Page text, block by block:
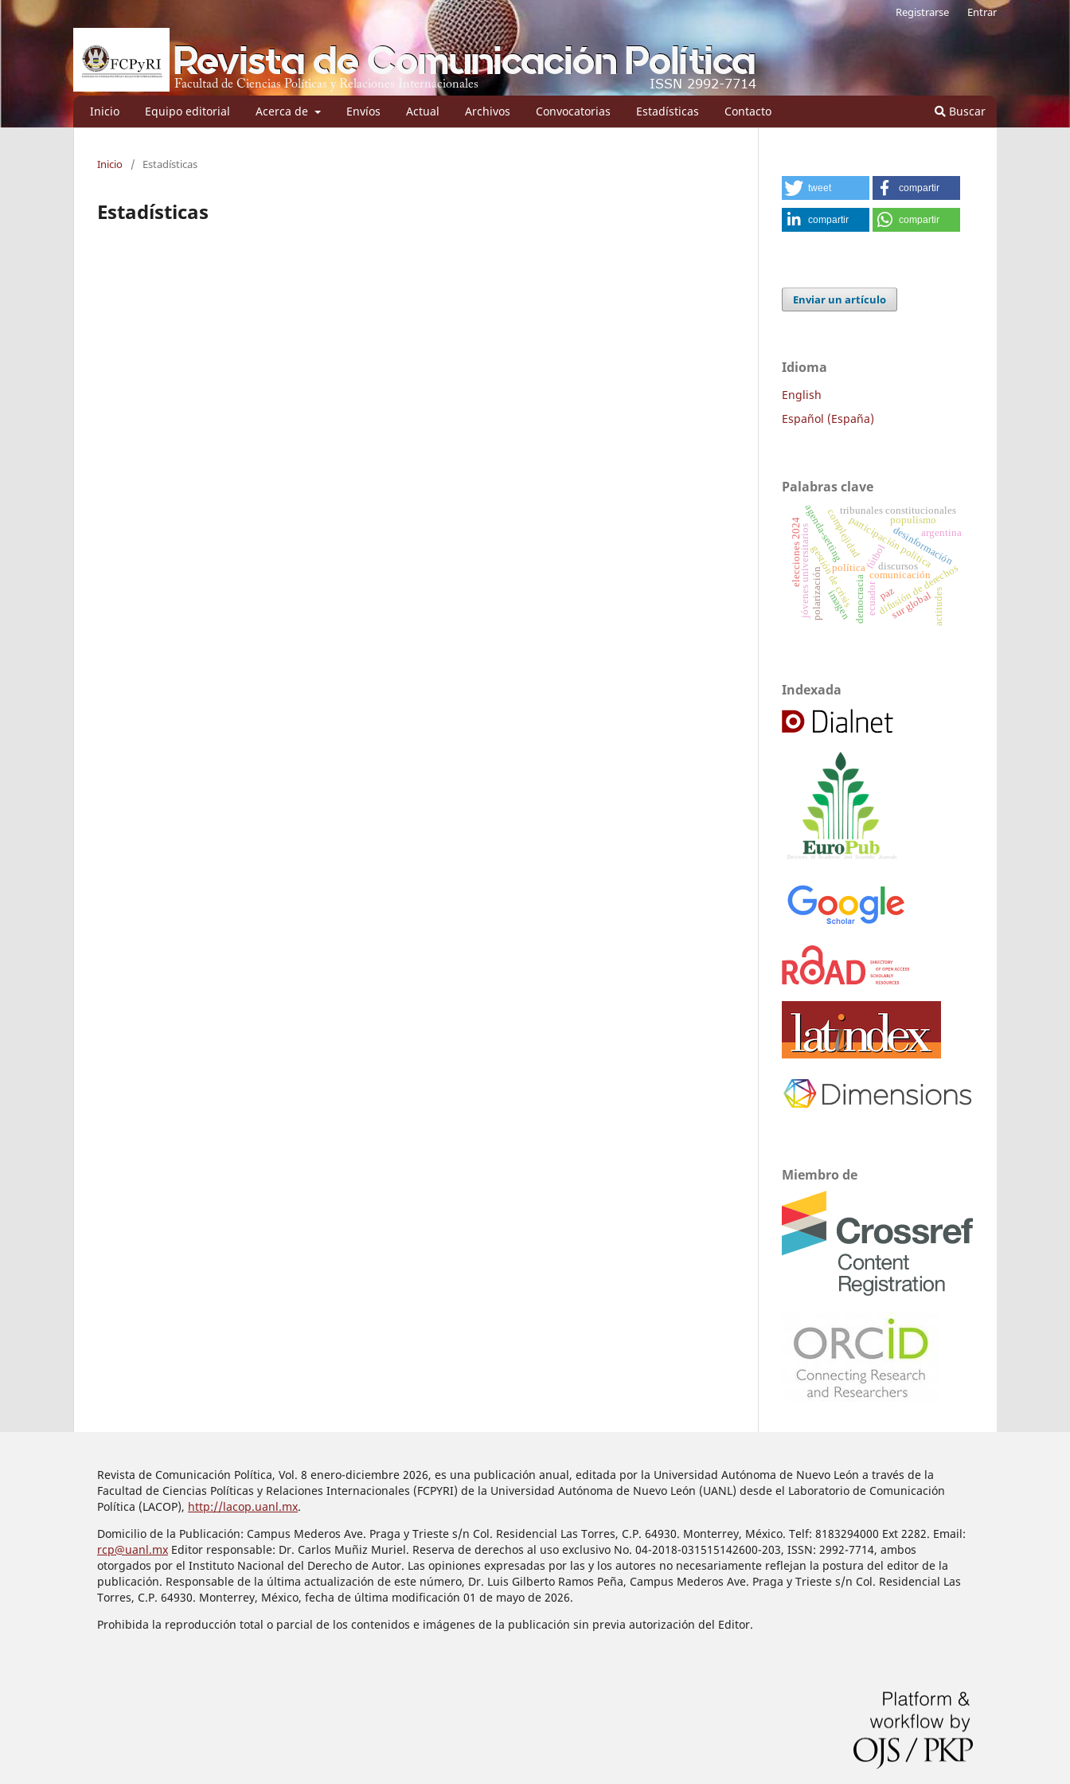
Inicio Equipo editorial Acerca de Envíos Actual Archivos Convocatorias Estadísticas Contacto Buscar
Registrarse Entrar
Inicio / Estadísticas
Estadísticas
tweet compartir
compartir compartir
Enviar un artículo
Idioma
English
Español (España)
Palabras clave
paz
comunicación
política
complejidad
gestión de crisis difusión de derechos
tribunales constitucionales
democracia
jóvenes universitarios participación política
elecciones 2024 fútbol
sur global
imagen
desinformación
populismo
polarización discursos
ecuador actitudes
argentina
agenda-setting
Indexada
Miembro de
Revista de Comunicación Política, Vol. 8 enero-diciembre 2026, es una publicación anual, editada por la Universidad Autónoma de Nuevo León a través de la
Facultad de Ciencias Políticas y Relaciones Internacionales (FCPYRI) de la Universidad Autónoma de Nuevo León (UANL) desde el Laboratorio de Comunicación
Política (LACOP), http://lacop.uanl.mx.
Domicilio de la Publicación: Campus Mederos Ave. Praga y Trieste s/n Col. Residencial Las Torres, C.P. 64930. Monterrey, México. Telf: 8183294000 Ext 2282. Email:
rcp@uanl.mx Editor responsable: Dr. Carlos Muñiz Muriel. Reserva de derechos al uso exclusivo No. 04-2018-031515142600-203, ISSN: 2992-7714, ambos
otorgados por el Instituto Nacional del Derecho de Autor. Las opiniones expresadas por las y los autores no necesariamente reflejan la postura del editor de la
publicación. Responsable de la última actualización de este número, Dr. Luis Gilberto Ramos Peña, Campus Mederos Ave. Praga y Trieste s/n Col. Residencial Las
Torres, C.P. 64930. Monterrey, México, fecha de última modificación 01 de mayo de 2026.
Prohibida la reproducción total o parcial de los contenidos e imágenes de la publicación sin previa autorización del Editor.